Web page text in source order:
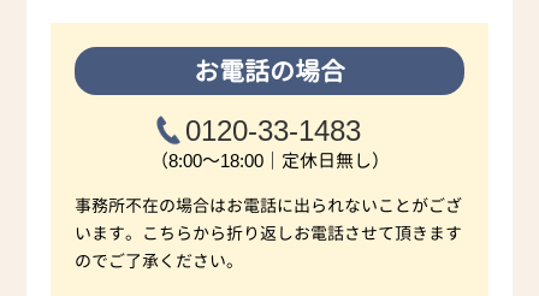
お電話の場合
0120-33-1483
（8:00～18:00｜定休日無し）
事務所不在の場合はお電話に出られないことがござ
います。こちらから折り返しお電話させて頂きます
のでご了承ください。